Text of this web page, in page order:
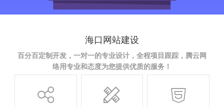
海口网站建设
百分百定制开发，一对一的专业设计，全程项目跟踪，腾云网
络用专业和态度为您提供优质的服务！
  